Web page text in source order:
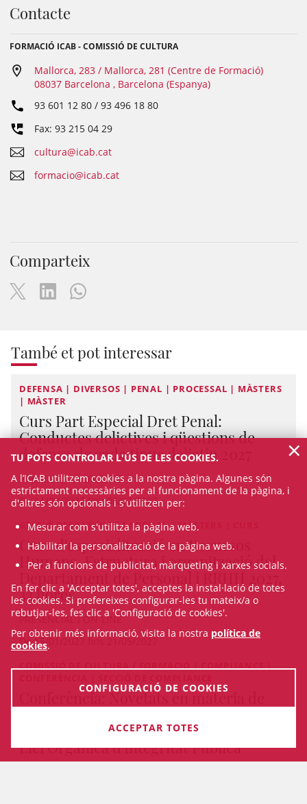
Contacte
FORMACIÓ ICAB - COMISSIÓ DE CULTURA
Mallorca, 283 / Mallorca, 281 (Centre de Formació)
08037 Barcelona , Barcelona (Espanya)
93 601 12 80 / 93 496 18 80
Fax: 93 215 04 29
cultura@icab.cat
formacio@icab.cat
Comparteix
També et pot interessar
DEFENSA | DIVERSOS | PENAL | PROCESSAL | MÀSTERS
| MÀSTER
Curs Part Especial Dret Penal:
Conductes delictives i qüestions de
defensa de cada tipus delictiu 2027
PRESENCIAL I ON-LINE
De 11/03/2027 fins 08/07/2027
GESTIÓ DESPATXOS | LABORAL | MÀSTERS | CURS
Curs d'especialització en Recursos
Humans. Estructura i organització del
Departament de Personal i RRHH 2027,
32 hores
PRESENCIAL I ON-LINE
De 15/01/2027 fins 21/05/2027
COMISSIÓ DE CULTURA / FORMACIÓ | COMPLIANCE |
Conferència: Novetats en matèria de
contra la corrupció i l'Avantprojecte de
Llei Orgànica d'Integritat Pública
TU POTS CONTROLAR L'ÚS DE LES COOKIES.
A l’ICAB utilitzem cookies a la nostra pàgina. Algunes són
estrictament necessàries per al funcionament de la pàgina, i
d'altres són opcionals i s'utilitzen per:
Mesurar com s'utilitza la pàgina web.
Habilitar la personalització de la pàgina web.
Per a funcions de publicitat, màrqueting i xarxes socials.
En fer clic a 'Acceptar totes', acceptes la instal·lació de totes
les cookies. Si prefereixes configurar-les tu mateix/a o
rebutjar-les, fes clic a 'Configuració de cookies'.
Per obtenir més informació, visita la nostra política de
cookies.
CONFIGURACIÓ DE COOKIES
ACCEPTAR TOTES
×